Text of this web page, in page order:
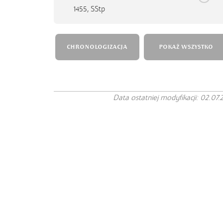
1455, SStp
CHRONOLOGIZACJA POKAŻ WSZYSTKO
Data ostatniej modyfikacji: